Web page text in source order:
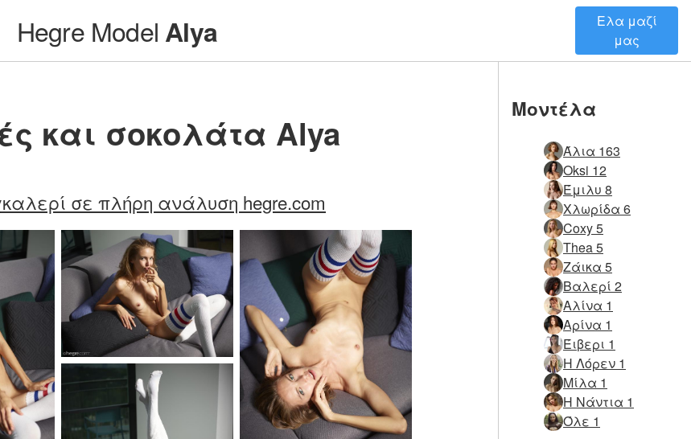
Hegre Model Alya
Ελα μαζί
μας
και σοκολάτα Alya
σε πλήρη ανάλυση hegre.com
Μοντέλα
Άλια 163
Oksi 12
Έμιλυ 8
Χλωρίδα 6
Coxy 5
Thea 5
Ζάικα 5
Βαλερί 2
Αλίνα 1
Αρίνα 1
Έιβερι 1
Η Λόρεν 1
Μίλα 1
Η Νάντια 1
Όλε 1